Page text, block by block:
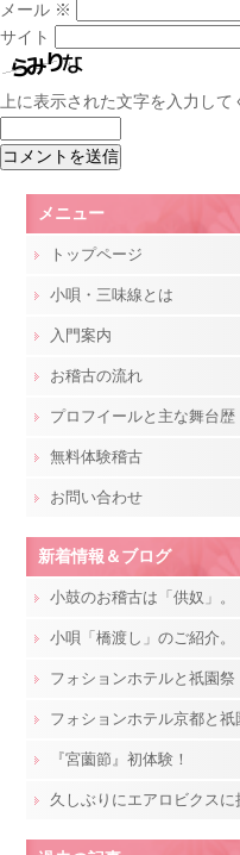
メール ※
サイト
上に表示された文字を入力して
メニュー
トップページ
小唄・三味線とは
入門案内
お稽古の流れ
プロフイールと主な舞台歴
無料体験稽古
お問い合わせ
新着情報＆ブログ
小鼓のお稽古は「供奴」。
小唄「橋渡し」のご紹介。
フォションホテルと祇園
フォションホテル京都と
『宮薗節』初体験！
久しぶりにエアロビクスに